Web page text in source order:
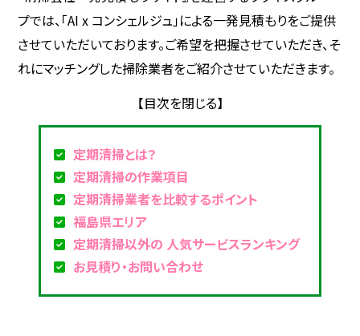
プでは、「AI x コンシェルジュ」による一発見積もりをご提供
させていただいております。ご希望を把握させていただき、そ
れにマッチングした掃除業者をご紹介させていただきます。
定期清掃とは？
定期清掃の作業項目
定期清掃業者を比較するポイント
福島県エリア
定期清掃以外の 人気サービスランキング
お見積り・お問い合わせ